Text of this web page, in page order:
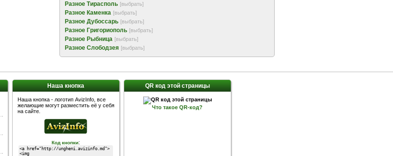
Разное Тирасполь [выбрать]
Разное Каменка [выбрать]
Разное Дубоссарь [выбрать]
Разное Григориополь [выбрать]
Разное Рыбница [выбрать]
Разное Слободзея [выбрать]
Наша кнопка
Наша кнопка - логотип AvizInfo, все
желающие могут разместить её у себя
на сайте.
Код кнопки:
QR код этой страницы
Что такое QR-код?